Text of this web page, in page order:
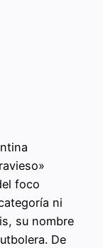
foco
ni
su nombre
De